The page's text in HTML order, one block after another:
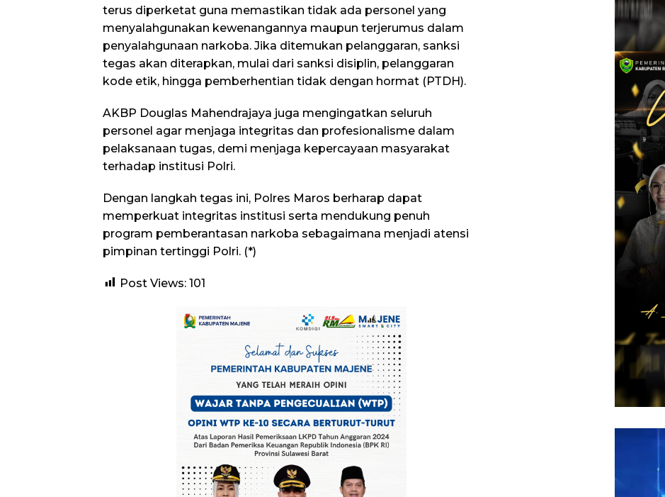
terus diperketat guna memastikan tidak ada personel yang
menyalahgunakan kewenangannya maupun terjerumus dalam
penyalahgunaan narkoba. Jika ditemukan pelanggaran, sanksi
tegas akan diterapkan, mulai dari sanksi disiplin, pelanggaran
kode etik, hingga pemberhentian tidak dengan hormat (PTDH).
AKBP Douglas Mahendrajaya juga mengingatkan seluruh
personel agar menjaga integritas dan profesionalisme dalam
pelaksanaan tugas, demi menjaga kepercayaan masyarakat
terhadap institusi Polri.
Dengan langkah tegas ini, Polres Maros berharap dapat
memperkuat integritas institusi serta mendukung penuh
program pemberantasan narkoba sebagaimana menjadi atensi
pimpinan tertinggi Polri. (*)
Post Views: 101
Pemutar